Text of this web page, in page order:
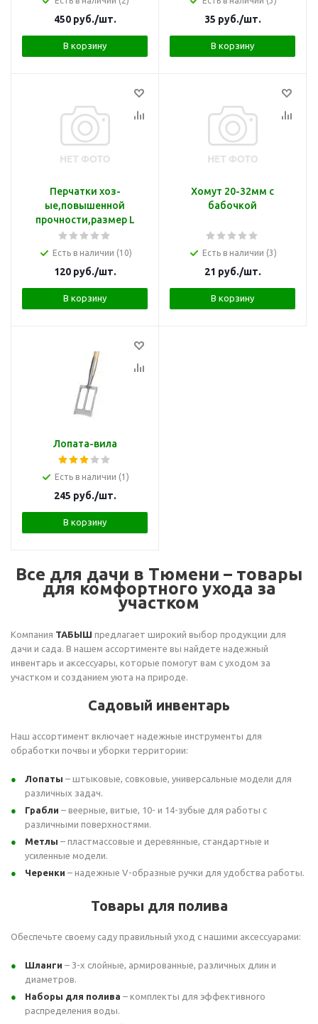
450руб./шт.
В корзину
35 руб./шт.
В корзину
Перчатки хоз-
ые,повышенной
прочности,размер L
Есть в наличии (10)
120руб./шт.
В корзину
Хомут 20-32мм с
бабочкой
Есть в наличии (3)
21 руб./шт.
В корзину
Лопата-вила
Есть в наличии (1)
245 руб./шт.
В корзину
Все для дачи в Тюмени – товары
для комфортного ухода за
участком
Компания ТАБЫШ предлагает широкий выбор продукции для
дачи и сада. В нашем ассортименте вы найдете надежный
инвентарь и аксессуары, которые помогут вам с уходом за
участком и созданием уюта на природе.
Садовый инвентарь
Наш ассортимент включает надежные инструменты для
обработки почвы и уборки территории:
Лопаты – штыковые, совковые, универсальные модели для
различных задач.
Грабли – веерные, витые, 10- и 14-зубые для работы с
различными поверхностями.
Метлы – пластмассовые и деревянные, стандартные и
усиленные модели.
Черенки – надежные V-образные ручки для удобства работы.
Товары для полива
Обеспечьте своему саду правильный уход с нашими аксессуарами:
Шланги – 3-х слойные, армированные, различных длин и
диаметров.
Наборы для полива – комплекты для эффективного
распределения воды.